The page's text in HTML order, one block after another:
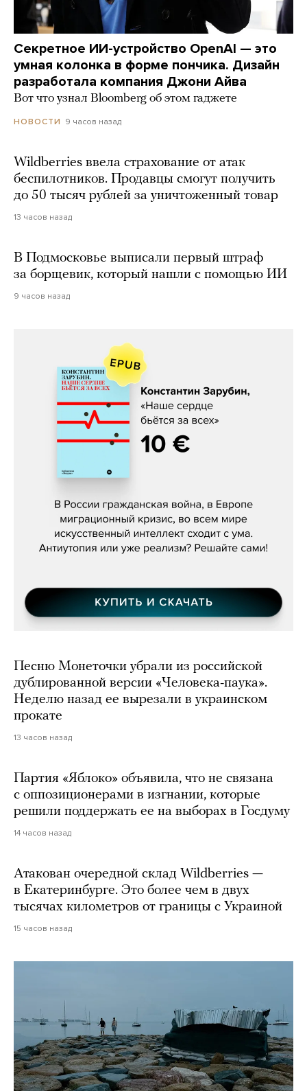
Секретное ИИ-устройство OpenAI — это
умная колонка в форме пончика. Дизайн
разработала компания Джони Айва
Вот что узнал Bloomberg об этом гаджете
НОВОСТИ 9 часов назад
Wildberries ввела страхование от атак
беспилотников. Продавцы смогут получить
до 50 тысяч рублей за уничтоженный товар
13 часов назад
В Подмосковье выписали первый штраф
за борщевик, который нашли с помощью ИИ
9 часов назад
Константин Зарубин, «Наше сердце
Песню Монеточки убрали из российской
дублированной версии «Человека-паука».
Неделю назад ее вырезали в украинском
прокате
13 часов назад
Партия «Яблоко» объявила, что не связана
с оппозиционерами в изгнании, которые
решили поддержать ее на выборах в Госдуму
14 часов назад
Атакован очередной склад Wildberries —
в Екатеринбурге. Это более чем в двух
тысячах километров от границы с Украиной
15 часов назад